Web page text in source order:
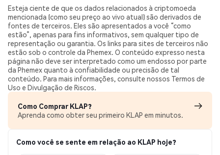
Esteja ciente de que os dados relacionados à criptomoeda
mencionada (como seu preço ao vivo atual) são derivados de
fontes de terceiros. Eles são apresentados a você “como
estão”, apenas para fins informativos, sem qualquer tipo de
representação ou garantia. Os links para sites de terceiros não
estão sob o controle da Phemex. O conteúdo expresso nesta
página não deve ser interpretado como um endosso por parte
da Phemex quanto à confiabilidade ou precisão de tal
conteúdo. Para mais informações, consulte nossos Termos de
Uso e Divulgação de Riscos.
Como Comprar KLAP?
Aprenda como obter seu primeiro KLAP em minutos.
Como você se sente em relação ao KLAP hoje?